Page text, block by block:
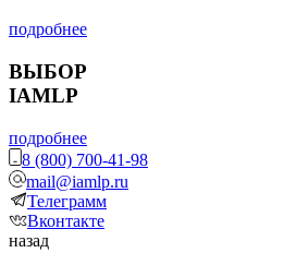
подробнее
ВЫБОР
IAMLP
подробнее
8 (800) 700-41-98
mail@iamlp.ru
Телеграмм
Вконтакте
назад